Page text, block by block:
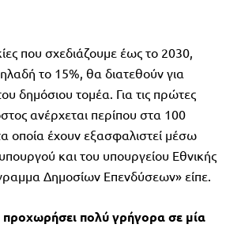
που σχεδιάζουμε έως το 2030,
το 15%, θα διατεθούν για
δημόσιου τομέα. Για τις πρώτες
ανέρχεται περίπου στα 100
οποία έχουν εξασφαλιστεί μέσω
και του υπουργείου Εθνικής
Δημοσίων Επενδύσεων» είπε.
πολύ γρήγορα σε μία